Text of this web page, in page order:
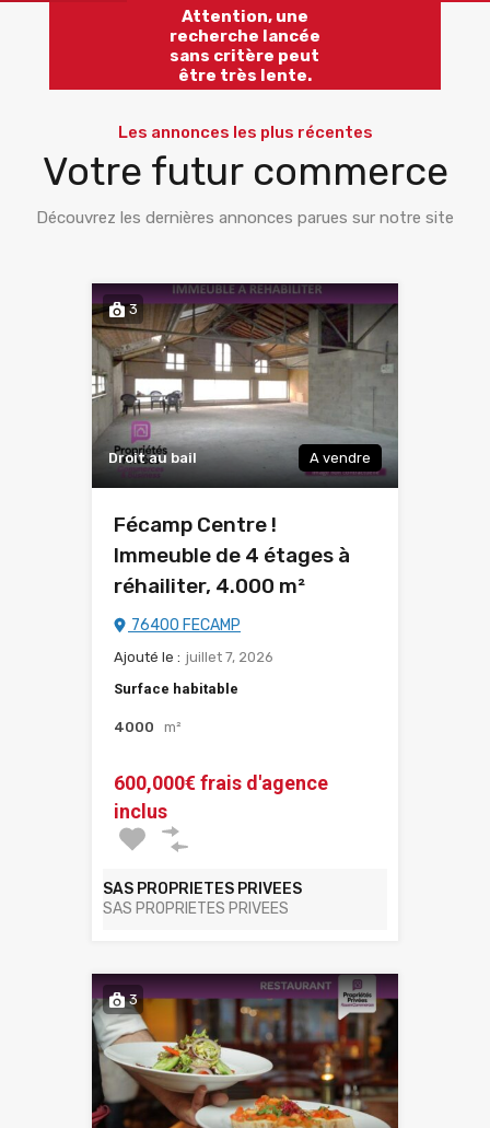
Attention, une
recherche lancée
sans critère peut
être très lente.
Les annonces les plus récentes
Votre futur commerce
Découvrez les dernières annonces parues sur notre site
3
Droit au bail A vendre
Fécamp Centre !
Immeuble de 4 étages à
réhailiter, 4.000 m²
76400 FECAMP
Ajouté le : juillet 7, 2026
Surface habitable
4000 m²
600,000€ frais d'agence
inclus
SAS PROPRIETES PRIVEES
SAS PROPRIETES PRIVEES
3